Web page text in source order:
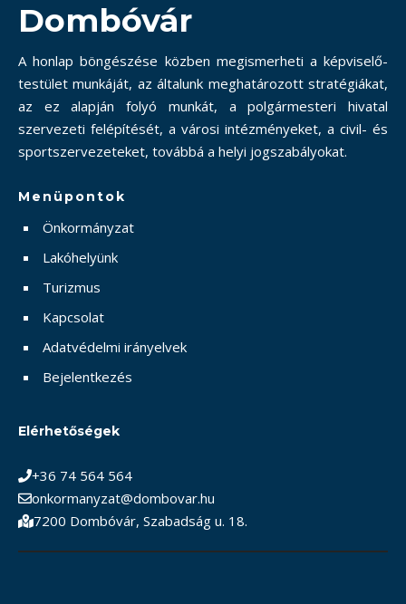
Dombóvár
A honlap böngészése közben megismerheti a képviselő-
testület munkáját, az általunk meghatározott stratégiákat,
az ez alapján folyó munkát, a polgármesteri hivatal
szervezeti felépítését, a városi intézményeket, a civil- és
sportszervezeteket, továbbá a helyi jogszabályokat.
Menüpontok
Önkormányzat
Lakóhelyünk
Turizmus
Kapcsolat
Adatvédelmi irányelvek
Bejelentkezés
Elérhetőségek
+36 74 564 564
onkormanyzat@dombovar.hu
7200 Dombóvár, Szabadság u. 18.